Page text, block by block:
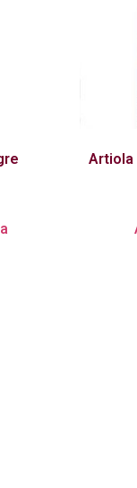
Artiola